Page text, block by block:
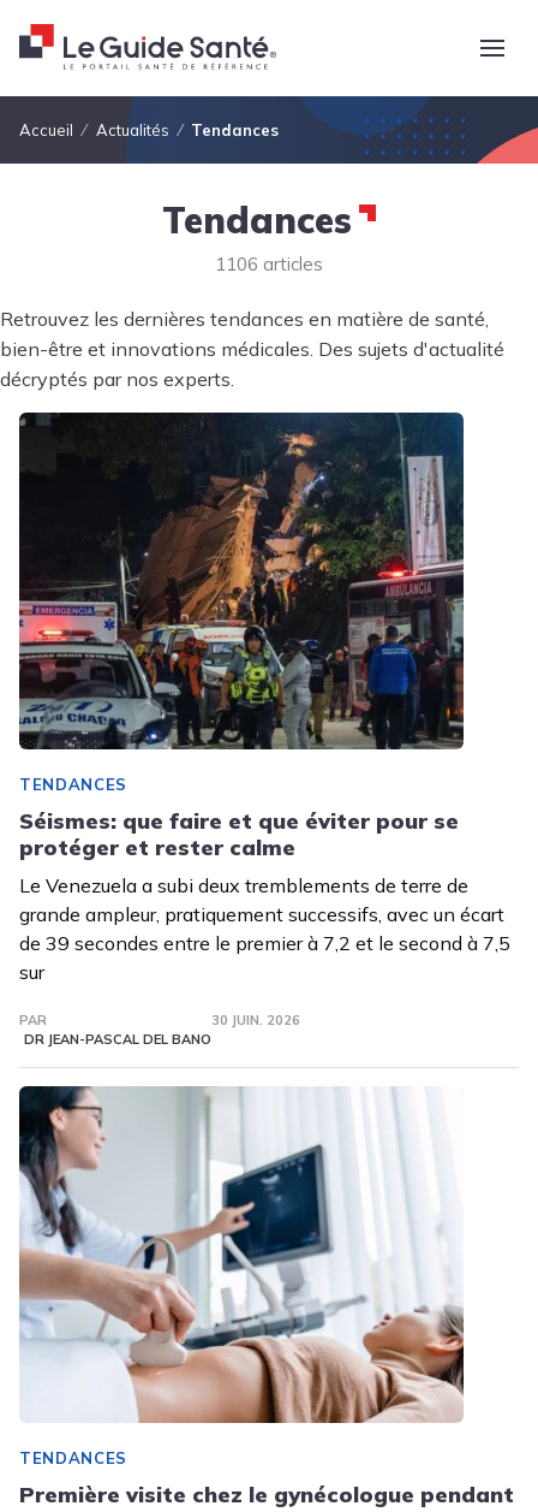
Fil d'Ariane
Accueil Actualités Tendances
Tendances
1106 articles
Retrouvez les dernières tendances en matière de santé,
bien-être et innovations médicales. Des sujets d'actualité
décryptés par nos experts.
TENDANCES
Séismes: que faire et que éviter pour se
protéger et rester calme
Le Venezuela a subi deux tremblements de terre de
grande ampleur, pratiquement successifs, avec un écart
de 39 secondes entre le premier à 7,2 et le second à 7,5
sur
PAR
DR JEAN-PASCAL DEL BANO
30 JUIN. 2026
TENDANCES
Première visite chez le gynécologue pendant